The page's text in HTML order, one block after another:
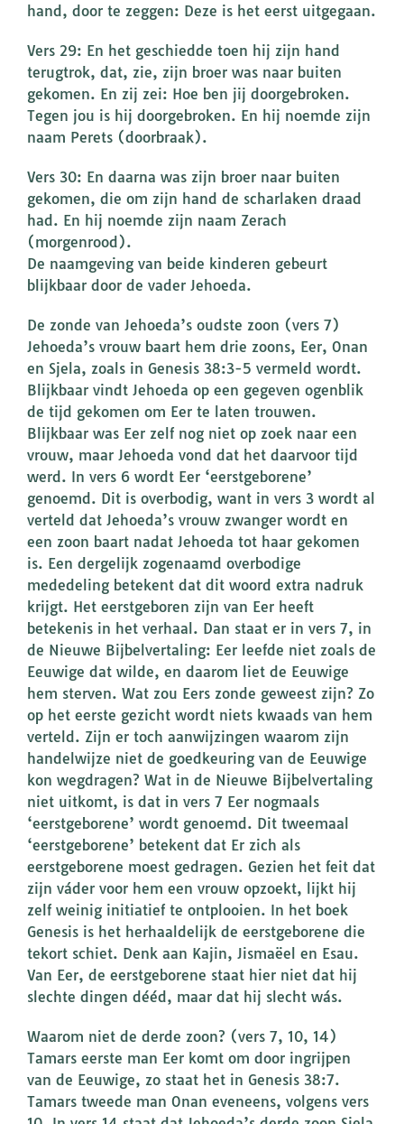
hand, door te zeggen: Deze is het eerst uitgegaan.
Vers 29: En het geschiedde toen hij zijn hand
terugtrok, dat, zie, zijn broer was naar buiten
gekomen. En zij zei: Hoe ben jij doorgebroken.
Tegen jou is hij doorgebroken. En hij noemde zijn
naam Perets (doorbraak).
Vers 30: En daarna was zijn broer naar buiten
gekomen, die om zijn hand de scharlaken draad
had. En hij noemde zijn naam Zerach
(morgenrood).
De naamgeving van beide kinderen gebeurt
blijkbaar door de vader Jehoeda.
De zonde van Jehoeda’s oudste zoon (vers 7)
Jehoeda’s vrouw baart hem drie zoons, Eer, Onan
en Sjela, zoals in Genesis 38:3-5 vermeld wordt.
Blijkbaar vindt Jehoeda op een gegeven ogenblik
de tijd gekomen om Eer te laten trouwen.
Blijkbaar was Eer zelf nog niet op zoek naar een
vrouw, maar Jehoeda vond dat het daarvoor tijd
werd. In vers 6 wordt Eer ‘eerstgeborene’
genoemd. Dit is overbodig, want in vers 3 wordt al
verteld dat Jehoeda’s vrouw zwanger wordt en
een zoon baart nadat Jehoeda tot haar gekomen
is. Een dergelijk zogenaamd overbodige
mededeling betekent dat dit woord extra nadruk
krijgt. Het eerstgeboren zijn van Eer heeft
betekenis in het verhaal. Dan staat er in vers 7, in
de Nieuwe Bijbelvertaling: Eer leefde niet zoals de
Eeuwige dat wilde, en daarom liet de Eeuwige
hem sterven. Wat zou Eers zonde geweest zijn? Zo
op het eerste gezicht wordt niets kwaads van hem
verteld. Zijn er toch aanwijzingen waarom zijn
handelwijze niet de goedkeuring van de Eeuwige
kon wegdragen? Wat in de Nieuwe Bijbelvertaling
niet uitkomt, is dat in vers 7 Eer nogmaals
‘eerstgeborene’ wordt genoemd. Dit tweemaal
‘eerstgeborene’ betekent dat Er zich als
eerstgeborene moest gedragen. Gezien het feit dat
zijn váder voor hem een vrouw opzoekt, lijkt hij
zelf weinig initiatief te ontplooien. In het boek
Genesis is het herhaaldelijk de eerstgeborene die
tekort schiet. Denk aan Kajin, Jismaëel en Esau.
Van Eer, de eerstgeborene staat hier niet dat hij
slechte dingen dééd, maar dat hij slecht wás.
Waarom niet de derde zoon? (vers 7, 10, 14)
Tamars eerste man Eer komt om door ingrijpen
van de Eeuwige, zo staat het in Genesis 38:7.
Tamars tweede man Onan eveneens, volgens vers